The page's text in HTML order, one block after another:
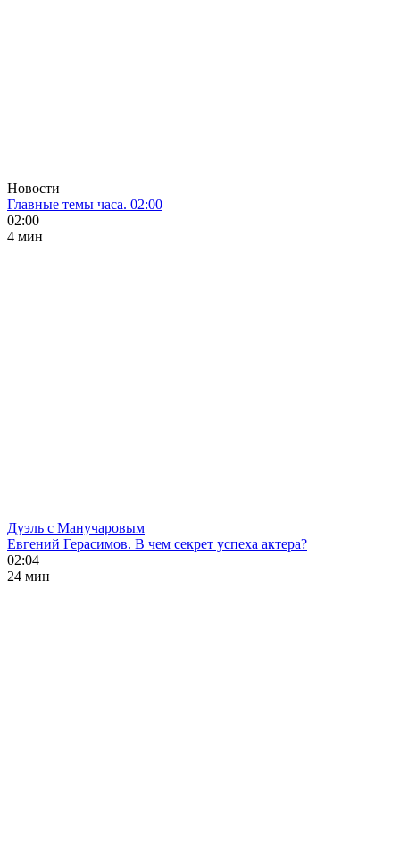
Новости
Главные темы часа. 02:00
02:00
4 мин
Дуэль с Манучаровым
Евгений Герасимов. В чем секрет успеха актера?
02:04
24 мин